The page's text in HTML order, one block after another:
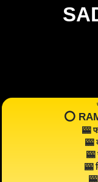
⭕️
🎰
🎰
🎰
🎰